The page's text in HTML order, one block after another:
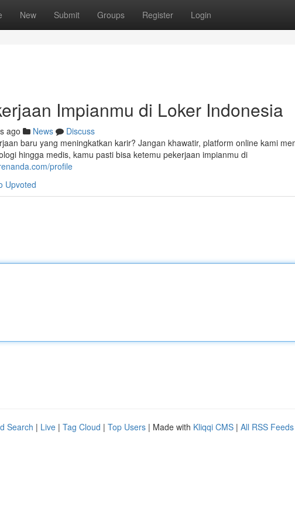
New Submit Groups Register Login
Impianmu di Loker Indonesia
ago News
Discuss
baru yang meningkatkan karir? Jangan khawatir, platform online kami
hingga medis, kamu pasti bisa ketemu pekerjaan impianmu di
profile
Upvoted
Search | Live | Tag Cloud | Top Users | Made with Kliqqi CMS | All RSS Feeds